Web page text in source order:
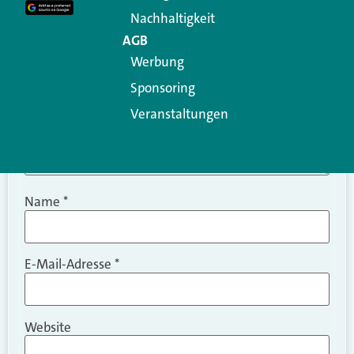
Name *
E-Mail-Adresse *
Website
Nachhaltigkeit
AGB
Werbung
Sponsoring
Veranstaltungen